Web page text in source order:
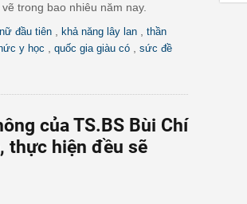
trong bao nhiêu năm nay.
đầu tiên khả năng lây lan
thần
y học quốc gia giàu có
sức đề
của TS.BS Bùi Chí
thực hiện đều sẽ